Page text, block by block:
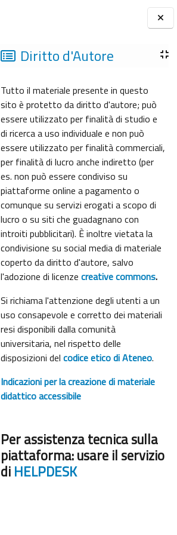
Bloques
Diritto d'Autore
Tutto il materiale presente in questo
sito è protetto da diritto d'autore; può
essere utilizzato per finalità di studio e
di ricerca a uso individuale e non può
essere utilizzato per finalità commerciali,
per finalità di lucro anche indiretto (per
es. non può essere condiviso su
piattaforme online a pagamento o
comunque su servizi erogati a scopo di
lucro o su siti che guadagnano con
introiti pubblicitari). È inoltre vietata la
condivisione su social media di materiale
coperto da diritto d'autore, salvo
l'adozione di licenzecreative commons.
Si richiama l'attenzione degli utenti a un
uso consapevole e corretto dei materiali
resi disponibili dalla comunità
universitaria, nel rispetto delle
disposizioni delcodice etico di Ateneo.
Indicazioni per la creazione di materiale
didattico accessibile
Per assistenza tecnica sulla
piattaforma: usare il servizio
di HELPDESK